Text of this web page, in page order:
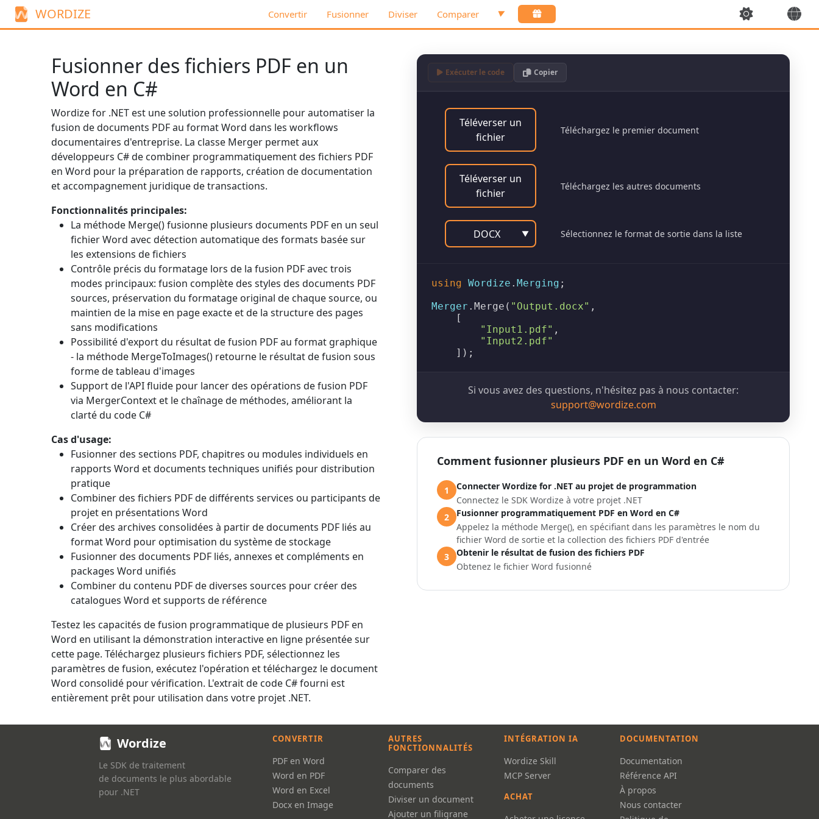
WORDIZE Convertir Fusionner Diviser Comparer ▼
Fusionner des fichiers PDF en un
Word en C#
Wordize for .NET est une solution professionnelle pour automatiser la
fusion de documents PDF au format Word dans les workflows
documentaires d'entreprise. La classe Merger permet aux
développeurs C# de combiner programmatiquement des fichiers PDF
en Word pour la préparation de rapports, création de documentation
et accompagnement juridique de transactions.
Fonctionnalités principales:
La méthode Merge()fusionne plusieurs documents PDF en un seul
fichier Word avec détection automatique des formats basée sur
les extensions de fichiers
Contrôle précis du formatage lors de la fusion PDF avec trois
modes principaux: fusion complète des styles des documents PDF
sources, préservation du formatage original de chaque source, ou
maintien de la mise en page exacte et de la structure des pages
sans modifications
Possibilité d'export du résultat de fusion PDF au format graphique
- la méthode MergeToImages() retourne le résultat de fusion sous
forme de tableau d'images
Support de l'API fluide pour lancer des opérations de fusion PDF
via MergerContext et le chaînage de méthodes, améliorant la
clarté du code C#
Cas d'usage:
Fusionner des sections PDF, chapitres ou modules individuels en
rapports Word et documents techniques unifiés pour distribution
pratique
Combiner des fichiers PDF de différents services ou participants de
projet en présentations Word
Créer des archives consolidées à partir de documents PDF liés au
format Word pour optimisation du système de stockage
Fusionner des documents PDF liés, annexes et compléments en
packages Word unifiés
Combiner du contenu PDF de diverses sources pour créer des
catalogues Word et supports de référence
Testez les capacités de fusion programmatique de plusieurs PDF en
Word en utilisant la démonstration interactive en ligne présentée sur
cette page. Téléchargez plusieurs fichiers PDF, sélectionnez les
paramètres de fusion, exécutez l'opération et téléchargez le document
Word consolidé pour vérification. L'extrait de code C# fourni est
entièrement prêt pour utilisation dans votre projet .NET.
Exécuter le code Copier
Téléverser un
fichier
Téléchargez le premier document
Téléverser un
fichier
Téléchargez les autres documents
DOCX ▼ Sélectionnez le format de sortie dans la liste
using Wordize . Merging ;
Merger . Merge ( "Output.docx" ,
    [
"Input1.pdf" ,
"Input2.pdf"
    ]);
Si vous avez des questions, n'hésitez pas à nous contacter:
support@wordize.com
Comment fusionner plusieurs PDF en un Word en C#
1
Connecter Wordize for .NET au projet de programmation
Connectez le SDK Wordize à votre projet .NET
2
Fusionner programmatiquement PDF en Word en C#
Appelez la méthode Merge(), en spécifiant dans les paramètres le nom du
fichier Word de sortie et la collection des fichiers PDF d'entrée
3
Obtenir le résultat de fusion des fichiers PDF
Obtenez le fichier Word fusionné
Wordize
Le SDK de traitement
de documents le plus abordable
pour .NET
CONVERTIR
PDF en Word
Word en PDF
Word en Excel
Docx en Image
AUTRES
FONCTIONNALITÉS
Comparer des
documents
Diviser un document
Ajouter un filigrane
INTÉGRATION IA
Wordize Skill
MCP Server
ACHAT
DOCUMENTATION
Documentation
Référence API
À propos
Nous contacter